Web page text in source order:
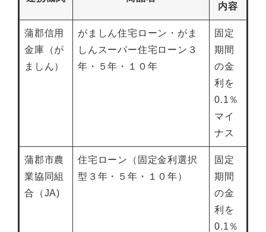
内容
蒲郡信用
金庫（が
ましん）
がましん住宅ローン・がま
しんスーパー住宅ローン３
年・５年・１０年
固定
期間
の金
利を
0.1％
マイ
ナス
蒲郡市農
業協同組
合（JA)
住宅ローン（固定金利選択
型３年・５年・１０年）
固定
期間
の金
利を
0.1％